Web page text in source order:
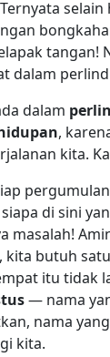
selain
tangan!
dalam
dalam
,
kita.
di sini
masalah!
kita butuh
itu tidak
— nama
nama
kita.